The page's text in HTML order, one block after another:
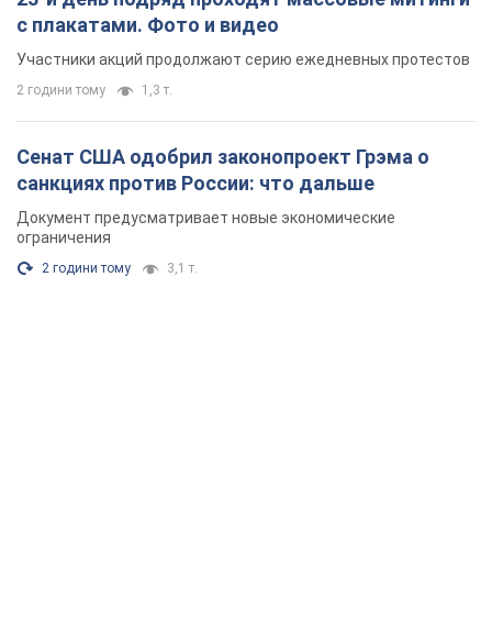
с плакатами. Фото и видео
Участники акций продолжают серию ежедневных протестов
2 години тому 1,3 т.
Сенат США одобрил законопроект Грэма о
санкциях против России: что дальше
Документ предусматривает новые экономические
ограничения
2 години тому 3,1 т.